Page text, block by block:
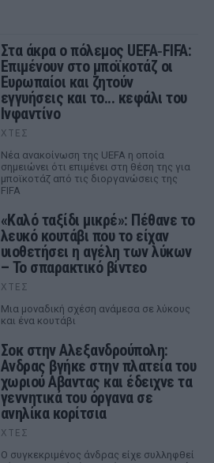
Στα άκρα ο πόλεμος UEFA‑FIFA:
Επιμένουν στο μποϊκοτάζ οι
Ευρωπαίοι και ζητούν
εγγυήσεις και το... κεφάλι του
Ινφαντίνο
ΧΤΕΣ
Νέα ανακοίνωση της UEFA η οποία
σημειώνει ότι επιμένει στη θέση της για
μποϊκοτάζ από τις διοργανώσεις της
FIFA
«Καλό ταξίδι μικρέ»: Πέθανε το
λευκό κουτάβι που το είχαν
υιοθετήσει η αγέλη των λύκων
– Το σπαρακτικό βίντεο
ΧΤΕΣ
Μια μοναδική σχέση ανάμεσα σε λύκους
και ένα κουτάβι
Σοκ στην Αλεξανδρούπολη:
Ανδρας βγήκε στην πλατεία του
χωριού Αβαντας και έδειχνε τα
γεννητικά του όργανα σε
ανηλίκα κορίτσια
ΧΤΕΣ
Ο συγκεκριμένος άνδρας είχε συλληφθεί